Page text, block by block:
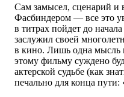
Сам замысел, сценарий и
Фасбиндером — все это
в титрах пойдет до
заслужил своей
в кино. Лишь одна мысль
этому фильму суждено
актерской судьбе (как
печально для конца пути: